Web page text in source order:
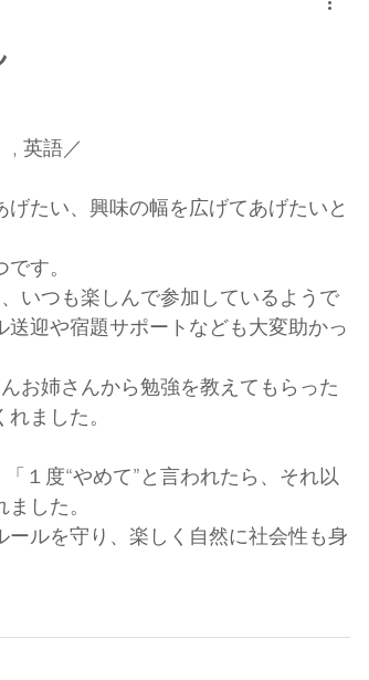
プログラム紹介
, 英語／
たい、興味の幅を広げてあげたいと
す。
いつも楽しんで参加しているようで
迎や宿題サポートなども大変助かっ
お姉さんから勉強を教えてもらった
ました。
１度“やめて”と言われたら、それ以
した。
ルを守り、楽しく自然に社会性も身